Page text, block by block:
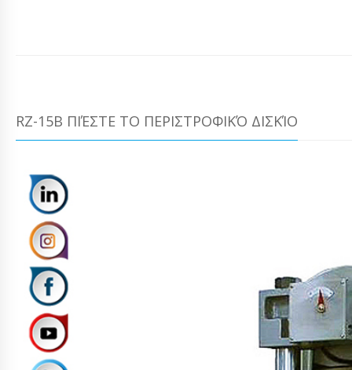
RZ-15B ΠΙΈΣΤΕ ΤΟ ΠΕΡΙΣΤΡΟΦΙΚΌ ΔΙΣΚΊΟ